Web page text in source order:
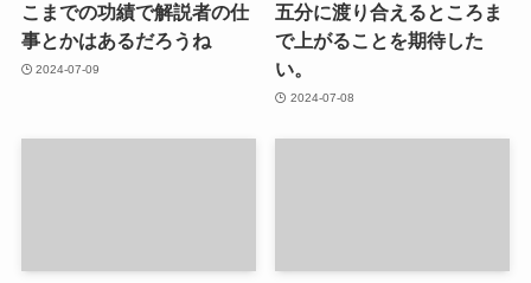
こまでの功績で解説者の仕
事とかはあるだろうね
2024-07-09
五分に渡り合えるところま
で上がることを期待した
い。
2024-07-08